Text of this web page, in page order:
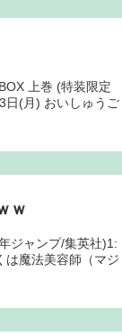
上巻 (特装限定
日(月) おいしゅうご
ｗ
ジャンプ/集英社)1:
は魔法美容師（マジ